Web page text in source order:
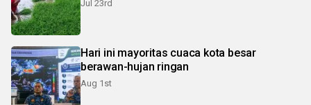
Jul 23rd
Hari ini mayoritas cuaca kota besar
berawan-hujan ringan
Aug 1st